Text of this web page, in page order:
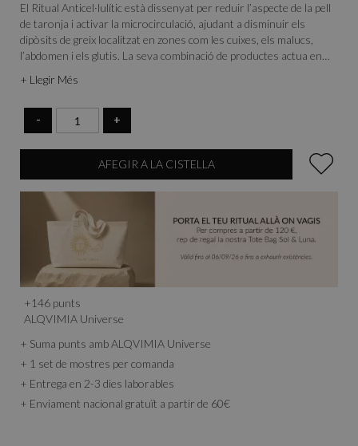
El Ritual Anticel·lulític està dissenyat per reduir l’aspecte de la pell
de taronja i activar la microcirculació, ajudant a disminuir els
dipòsits de greix localitzat en zones com les cuixes, els malucs,
l’abdomen i els glutis. La seva combinació de productes actua en
afavorint la seva
+ Llegir Més
- +
AFEGIR A LA CISTELLA
+146 punts
ALQVIMIA Universe
+ Suma punts amb ALQVIMIA Universe
+ 1 set de mostres per comanda
+ Entrega en 2-3 dies laborables
+ Enviament nacional gratuït a partir de 60€